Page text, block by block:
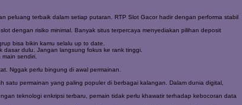
peluang terbaik dalam setiap putaran. RTP Slot Gacor hadir dengan performa stabil
dengan risiko minimal. Banyak situs terpercaya menyediakan pilihan deposit
bisa bikin kamu selalu up to date.
dasar dulu. Jangan langsung fokus ke rank tinggi.
sendiri.
Nggak perlu bingung di awal permainan.
satu permainan yang paling populer di berbagai kalangan. Dalam dunia digital,
teknologi enkripsi terbaru, pemain tidak perlu khawatir terhadap kebocoran data